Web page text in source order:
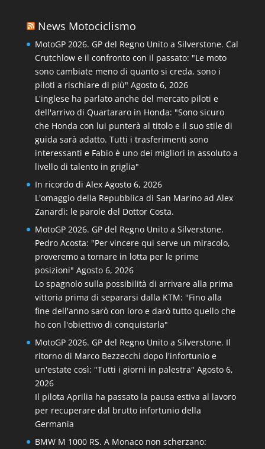
News Motociclismo
MotoGP 2026. GP del Regno Unito a Silverstone. Cal
Crutchlow e il confronto con il passato: "Le moto
sono cambiate meno di quanto si creda, sono i
piloti a rischiare di più" Agosto 6, 2026
L'inglese ha parlato anche del mercato piloti e
dell'arrivo di Quartararo in Honda: "Sono sicuro
che Honda con lui punterà al titolo e il suo stile di
guida sarà adatto. Tutti i trasferimenti sono
interessanti e Fabio è uno dei migliori in assoluto a
livello di talento in griglia"
In ricordo di Alex Agosto 6, 2026
L'omaggio della Repubblica di San Marino ad Alex
Zanardi: le parole del Dottor Costa.
MotoGP 2026. GP del Regno Unito a Silverstone.
Pedro Acosta: "Per vincere qui serve un miracolo,
proveremo a tornare in lotta per le prime
posizioni" Agosto 6, 2026
Lo spagnolo sulla possibilità di arrivare alla prima
vittoria prima di separarsi dalla KTM: "Fino alla
fine dell'anno sarò con loro e darò tutto quello che
ho con l'obiettivo di conquistarla"
MotoGP 2026. GP del Regno Unito a Silverstone. Il
ritorno di Marco Bezzecchi dopo l'infortunio e
un'estate così: "Tutti i giorni in palestra" Agosto 6,
2026
Il pilota Aprilia ha passato la pausa estiva al lavoro
per recuperare dal brutto infortunio della
Germania
BMW M 1000 RS. A Monaco non scherzano: